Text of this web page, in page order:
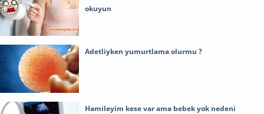
okuyun
Adetliyken yumurtlama olurmu ?
Hamileyim kese var ama bebek yok nedeni